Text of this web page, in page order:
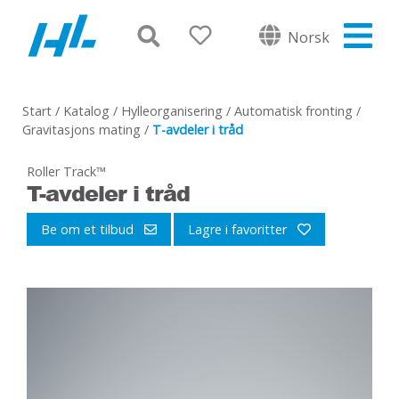
Norsk
Start / Katalog / Hylleorganisering / Automatisk fronting /
Gravitasjons mating / T-avdeler i tråd
Roller Track™
T-avdeler i tråd
Be om et tilbud Lagre i favoritter